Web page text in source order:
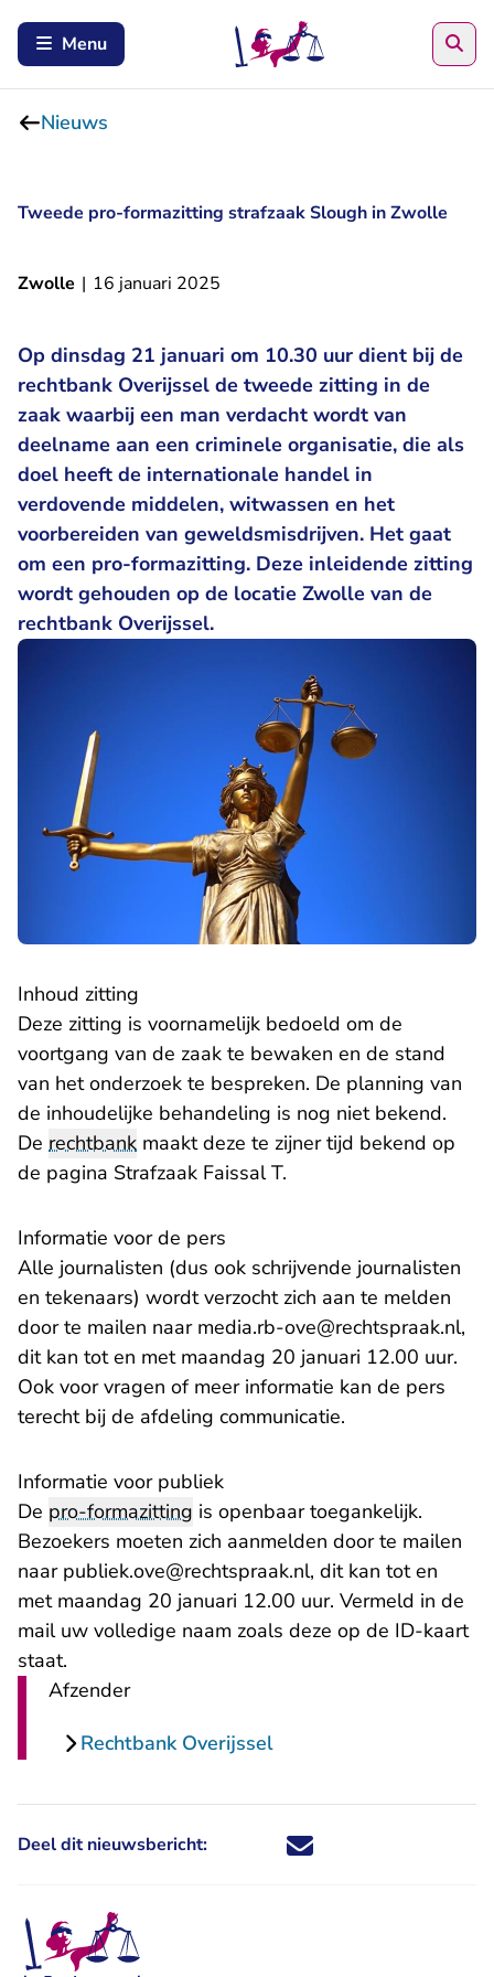
Menu
Nieuws
Tweede pro-formazitting strafzaak Slough in Zwolle
Zwolle | 16 januari 2025
Op dinsdag 21 januari om 10.30 uur dient bij de
rechtbank Overijssel de tweede zitting in de
zaak waarbij een man verdacht wordt van
deelname aan een criminele organisatie, die als
doel heeft de internationale handel in
verdovende middelen, witwassen en het
voorbereiden van geweldsmisdrijven. Het gaat
om een pro-formazitting. Deze inleidende zitting
wordt gehouden op de locatie Zwolle van de
rechtbank Overijssel.
Inhoud zitting
Deze zitting is voornamelijk bedoeld om de
voortgang van de zaak te bewaken en de stand
van het onderzoek te bespreken. De planning van
de inhoudelijke behandeling is nog niet bekend.
De rechtbank maakt deze te zijner tijd bekend op
de pagina Strafzaak Faissal T.
Informatie voor de pers
Alle journalisten (dus ook schrijvende journalisten
en tekenaars) wordt verzocht zich aan te melden
door te mailen naar media.rb-ove@rechtspraak.nl- U
,
dit kan tot en met maandag 20 januari 12.00 uur.
Ook voor vragen of meer informatie kan de pers
terecht bij de afdeling communicatie.
Informatie voor publiek
De pro-formazitting is openbaar toegankelijk.
Bezoekers moeten zich aanmelden door te mailen
naar publiek.ove@rechtspraak.nl, dit kan tot en
met maandag 20 januari 12.00 uur. Vermeld in de
mail uw volledige naam zoals deze op de ID-kaart
staat.
Afzender
Rechtbank Overijssel
Deel dit nieuwsbericht: Deel dit nieuwsbericht via X -
Deel dit nieuwsbericht via
Deel dit nieuwsbericht
Deel dit